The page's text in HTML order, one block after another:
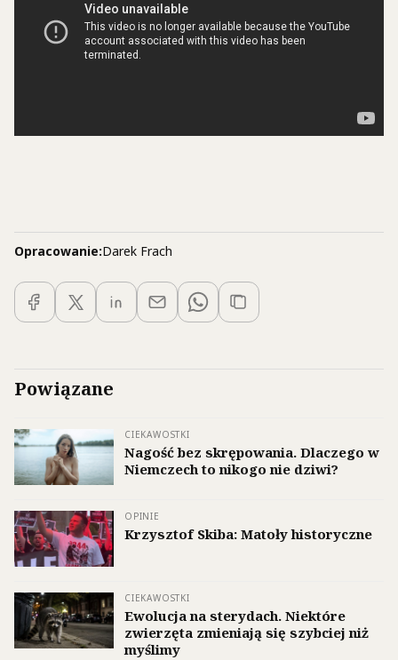
Opracowanie:Darek Frach
Powiązane
CIEKAWOSTKI
Nagość bez skrępowania. Dlaczego w
Niemczech to nikogo nie dziwi?
OPINIE
Krzysztof Skiba: Matoły historyczne
CIEKAWOSTKI
Ewolucja na sterydach. Niektóre
zwierzęta zmieniają się szybciej niż
myślimy